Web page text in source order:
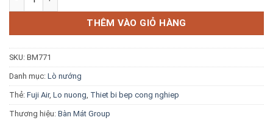
THÊM VÀO GIỎ HÀNG
SKU: BM771
Danh mục: Lò nướng
Thẻ: Fuji Air, Lo nuong Thiet bi bep cong nghiep
Thương hiệu: Bàn Mát Group